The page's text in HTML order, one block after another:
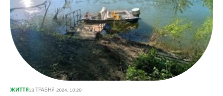
ЖИТТЯ13 ТРАВНЯ 2024, 10:20